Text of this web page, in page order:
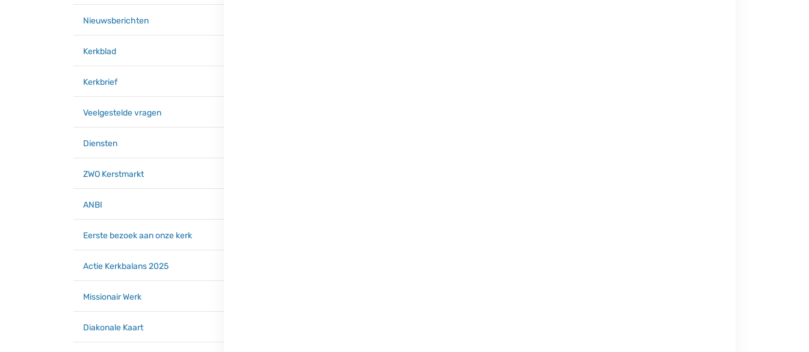
Nieuwsberichten
Kerkblad
Kerkbrief
Veelgestelde vragen
Diensten
ZWO Kerstmarkt
ANBI
Eerste bezoek aan onze kerk
Actie Kerkbalans 2025
Missionair Werk
Diakonale Kaart